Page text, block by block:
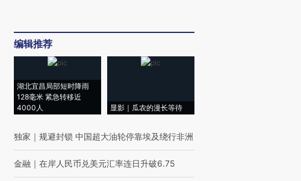
编辑推荐
湖北宜昌局部短时降雨
128毫米 紧急转移近
4000人
显影｜瓜农的漫长等待
独家 ｜ 规避封锁 中国超大油轮停靠埃及绕行非洲
金融 ｜ 在岸人民币兑美元汇率连日升破6.75